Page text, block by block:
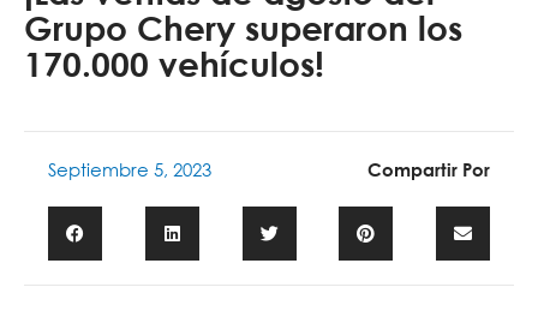
Grupo Chery superaron los
170.000 vehículos!
Septiembre 5, 2023 Compartir Por